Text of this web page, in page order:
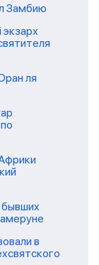
Замбию
ля
в